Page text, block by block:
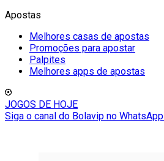
Apostas
Melhores casas de apostas
Promoções para apostar
Palpites
Melhores apps de apostas
JOGOS DE HOJE
Siga o canal do Bolavip no WhatsApp